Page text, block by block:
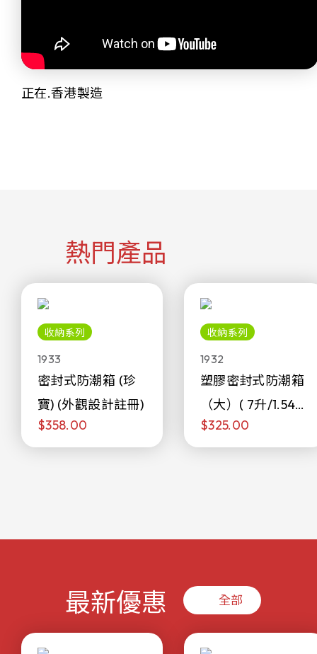
正在.香港製造
熱門產品
收納系列
1933
密封式防潮箱 (珍
寶) (外觀設計註冊)
$358.00
收納系列
1932
塑膠密封式防潮箱
（大）( 7升/1.54加
侖)
$325.00
最新優惠 全部